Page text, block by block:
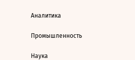
Аналитика
Промышленность
Наука